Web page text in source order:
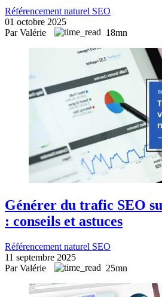
Référencement naturel SEO
01 octobre 2025
Par Valérie
18mn
Générer du trafic SEO
: conseils et astuces
Référencement naturel SEO
11 septembre 2025
Par Valérie
25mn